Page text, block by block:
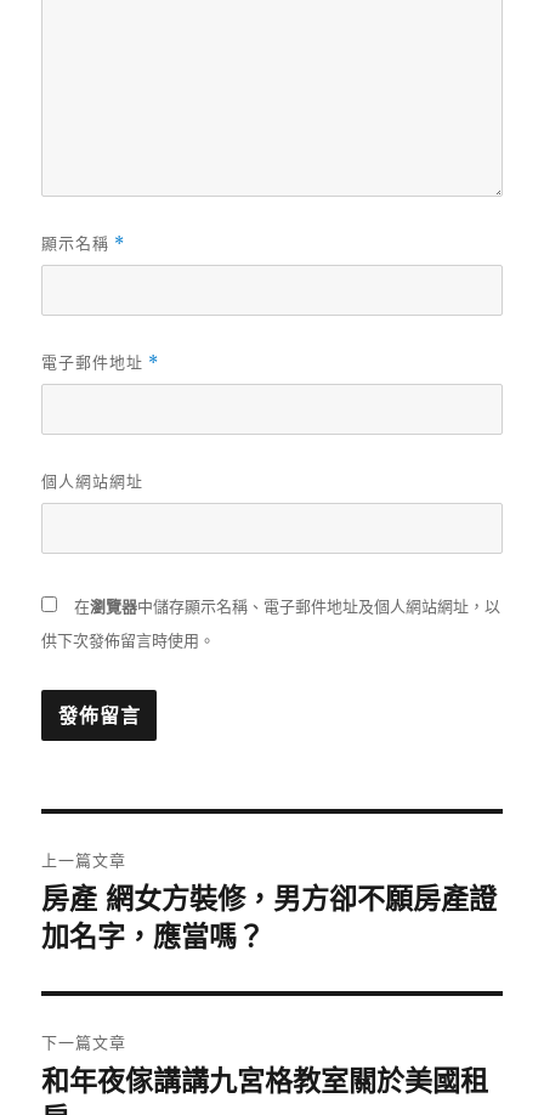
顯示名稱 *
電子郵件地址 *
個人網站網址
在瀏覽器中儲存顯示名稱、電子郵件地址及個人網站網址，以
供下次發佈留言時使用。
章
導
覽
上一篇文章
上
一
文
章:
房產 網女方裝修，男方卻不願房產證
加名字，應當嗎？
下一篇文章
下
和年夜傢講講九宮格教室關於美國租